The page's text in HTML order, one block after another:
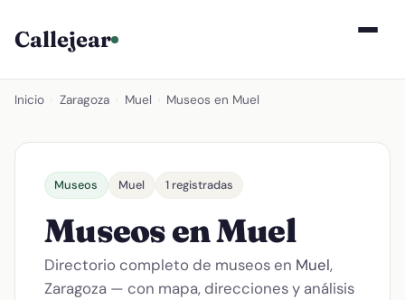
Callejear
Inicio Zaragoza Muel Museos en Muel
Museos Muel 1 registradas
Museos en Muel
Directorio completo de museos en Muel,
Zaragoza — con mapa, direcciones y análisis